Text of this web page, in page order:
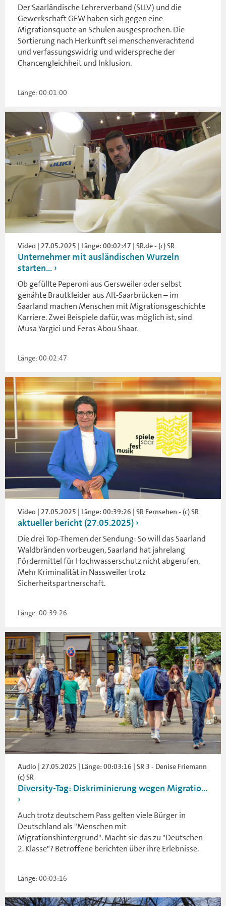
Der Saarländische Lehrerverband (SLLV) und die
Gewerkschaft GEW haben sich gegen eine
Migrationsquote an Schulen ausgesprochen. Die
Sortierung nach Herkunft sei menschenverachtend
und verfassungswidrig und widerspreche der
Chancengleichheit und Inklusion.
Länge: 00:01:00
Video | 27.05.2025 | Länge: 00:02:47 | SR.de - (c) SR
Unternehmer mit ausländischen Wurzeln
starten...
Ob gefüllte Peperoni aus Gersweiler oder selbst
genähte Brautkleider aus Alt-Saarbrücken – im
Saarland machen Menschen mit Migrationsgeschichte
Karriere. Zwei Beispiele dafür, was möglich ist, sind
Musa Yargici und Feras Abou Shaar.
Länge: 00:02:47
Video | 27.05.2025 | Länge: 00:39:26 | SR Fernsehen - (c) SR
aktueller bericht (27.05.2025)
Die drei Top-Themen der Sendung: So will das Saarland
Waldbränden vorbeugen, Saarland hat jahrelang
Fördermittel für Hochwasserschutz nicht abgerufen,
Mehr Kriminalität in Nassweiler trotz
Sicherheitspartnerschaft.
Länge: 00:39:26
Audio | 27.05.2025 | Länge: 00:03:16 | SR 3 - Denise Friemann
(c) SR
Diversity-Tag: Diskriminierung wegen Migratio...
Auch trotz deutschem Pass gelten viele Bürger in
Deutschland als "Menschen mit
Migrationshintergrund". Macht sie das zu "Deutschen
2. Klasse"? Betroffene berichten über ihre Erlebnisse.
Länge: 00:03:16